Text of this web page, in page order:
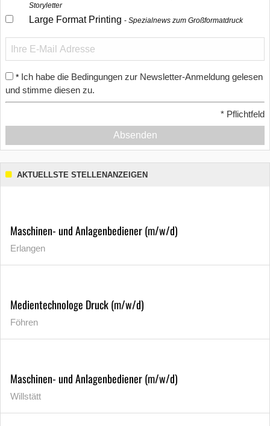
Storyletter
Large Format Printing Spezialnews zum Großformatdruck
* Ich habe die Bedingungen zur Newsletter-Anmeldung gelesen
und stimme diesen zu.
* Pflichtfeld
Absenden
AKTUELLSTE STELLENANZEIGEN
Maschinen- und Anlagenbediener (m/w/d)
Erlangen
Medientechnologe Druck (m/w/d)
Föhren
Maschinen- und Anlagenbediener (m/w/d)
Willstätt